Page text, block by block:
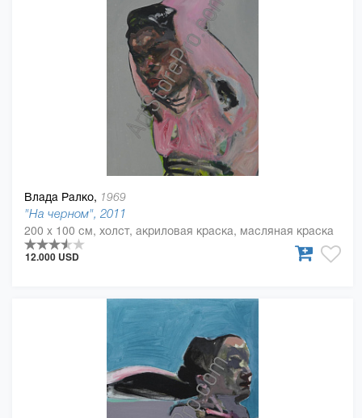
Влада Ралко, 1969
"На черном", 2011
200 x 100 см, холст, акриловая краска, масляная краска
12.000 USD